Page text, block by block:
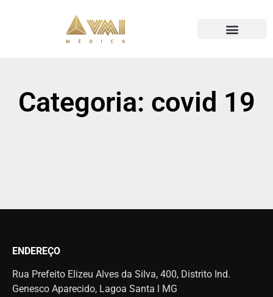
Categoria: covid 19
ENDEREÇO
Rua Prefeito Elizeu Alves da Silva, 400, Distrito Ind.
Genesco Aparecido, Lagoa Santa l MG